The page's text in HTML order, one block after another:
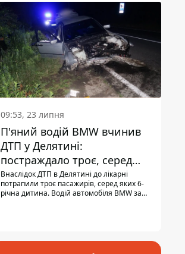
з'ясували правоохоронці, ці травми жінці
наніс її син.
09:53, 23 липня
П'яний водій BMW вчинив
ДТП у Делятині:
постраждало троє, серед
них - дитина
Внаслідок ДТП в Делятині до лікарні
потрапили троє пасажирів, серед яких 6-
річна дитина. Водій автомобіля BMW за